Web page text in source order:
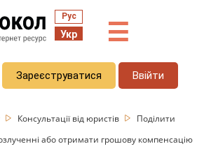
Рус
Укр ☰
Зареєструватися Ввійти
Консультації від юристів
Поділити
або отримати грошову компенсацію